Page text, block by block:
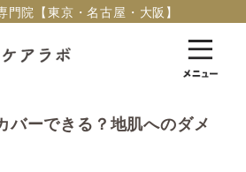
門院【東京・名古屋・大阪】
バーできる？地肌へのダメ